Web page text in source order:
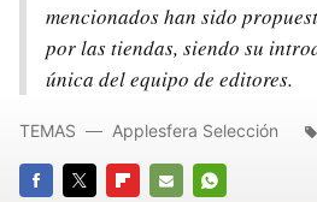
mencionados han sido
por las tiendas, siendo su
única del equipo de editores.
TEMAS Applesfera Selección